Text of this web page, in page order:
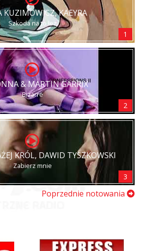
KUZIMOWICZ, KAEYRA
Szkoda na to łez
1
& MARTIN GARRIX
Bizarre
2
KRÓL, DAWID TYSZKOWSKI
Zabierz mnie
3
Poprzednie notowania